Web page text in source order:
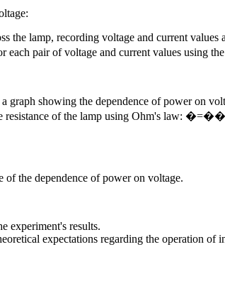
the lamp, recording voltage and current values
each pair of voltage and current values using
graph showing the dependence of power on
resistance of the lamp using Ohm's law: �=��
of the dependence of power on voltage.
experiment's results.
expectations regarding the operation of